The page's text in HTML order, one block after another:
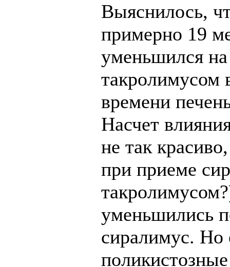
Выяснилось,
примерно 19
уменьшился
такролимусом
времени
Насчет
не так
при приеме
уменьшились
сиралимус. Но